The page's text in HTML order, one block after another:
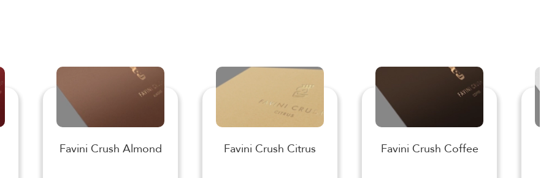
Favini Crush Almond Favini Crush Citrus Favini Crush Coffee